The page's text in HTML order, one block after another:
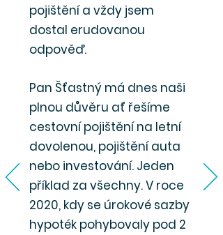
pojištění a vždy jsem
dostal erudovanou
odpověď.
Pan Šťastný má dnes naši
plnou důvěru ať řešíme
cestovní pojištění na letní
dovolenou, pojištění auta
nebo investování. Jeden
příklad za všechny. V roce
2020, kdy se úrokové sazby
hypoték pohybovaly pod 2